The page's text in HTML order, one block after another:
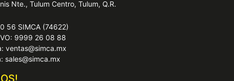
Nte., Tulum Centro, Tulum, Q.R.
56 SIMCA (74622)
9999 26 08 88
ventas@simca.mx
sales@simca.mx